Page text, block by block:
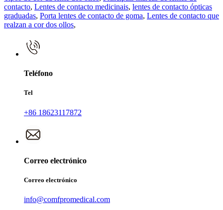
contacto, Lentes de contacto medicinais, lentes de contacto ópticas
graduadas, Porta lentes de contacto de goma, Lentes de contacto que
realzan a cor dos ollos,
Teléfono
Tel
+86 18623117872
Correo electrónico
Correo electrónico
info@comfpromedical.com